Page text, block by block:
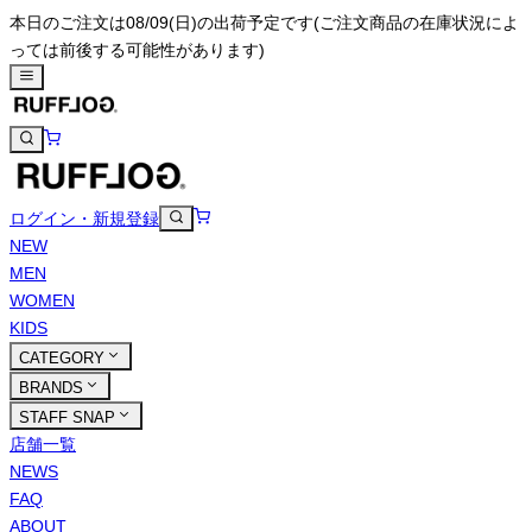
本日のご注文は08/09(日)の出荷予定です(ご注文商品の在庫状況によ
っては前後する可能性があります)
ログイン・新規登録
NEW
MEN
WOMEN
KIDS
CATEGORY
BRANDS
STAFF SNAP
店舗一覧
NEWS
FAQ
ABOUT